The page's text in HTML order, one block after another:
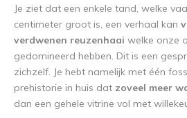
Je ziet dat een enkele tand, welke
centimeter groot is, een verhaal kan
verdwenen reuzenhaai welke onze
gedomineerd hebben. Dit is een
zichzelf. Je hebt namelijk met één
prehistorie in huis dat zoveel meer
dan een gehele vitrine vol met